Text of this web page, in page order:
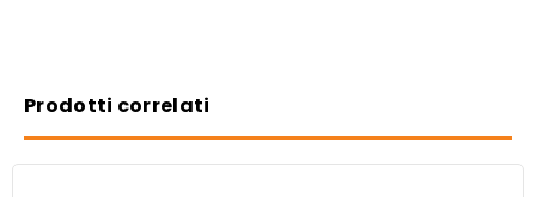
Prodotti correlati